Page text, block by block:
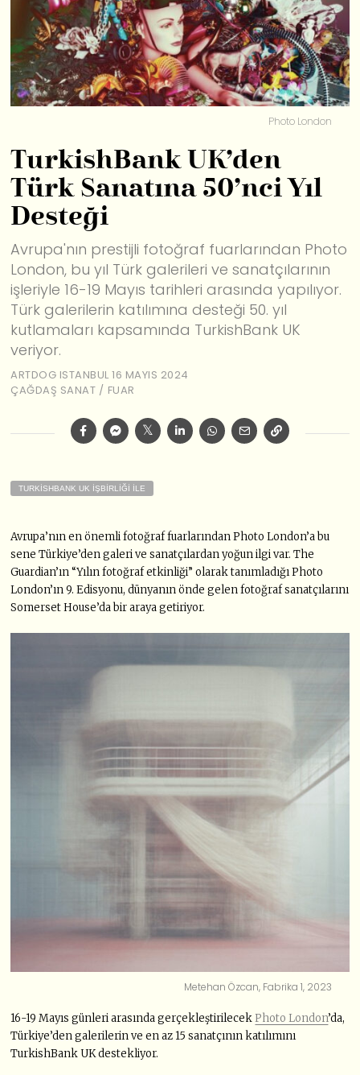
Photo London
TurkishBank UK’den
Türk Sanatına 50’nci Yıl
Desteği
Avrupa'nın prestijli fotoğraf fuarlarından Photo
London, bu yıl Türk galerileri ve sanatçılarının
işleriyle 16-19 Mayıs tarihleri arasında yapılıyor.
Türk galerilerin katılımına desteği 50. yıl
kutlamaları kapsamında TurkishBank UK
veriyor.
ARTDOG ISTANBUL 16 MAYIS 2024
ÇAĞDAŞ SANAT / FUAR
TURKISHBANK UK İŞBIRLIĞI İLE
Avrupa’nın en önemli fotoğraf fuarlarından Photo London’a bu
sene Türkiye’den galeri ve sanatçılardan yoğun ilgi var. The
Guardian’ın “Yılın fotoğraf etkinliği” olarak tanımladığı Photo
London’ın 9. Edisyonu, dünyanın önde gelen fotoğraf sanatçılarını
Somerset House’da bir araya getiriyor.
Metehan Özcan, Fabrika 1, 2023
16-19 Mayıs günleri arasında gerçekleştirilecekPhoto London’da,
Türkiye’den galerilerin ve en az 15 sanatçının katılımını
TurkishBank UK destekliyor.